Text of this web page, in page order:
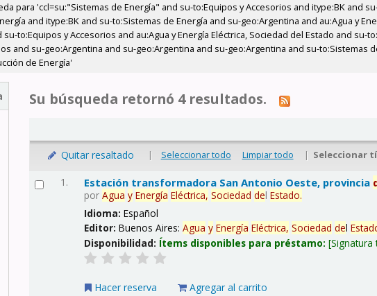
para 'ccl=su:"Sistemas de Energía" and su-to:Equipos y Accesorios and itype:BK and
and itype:BK and su-to:Sistemas de Energía and su-geo:Argentina and au:Agua y
to:Equipos y Accesorios and au:Agua y Energía Eléctrica, Sociedad del Estado and
and su-geo:Argentina and su-geo:Argentina and su-geo:Argentina and su-to:Sistemas
de Energía'
Su búsqueda retornó 4 resultados.
Quitar resaltado | Seleccionar todo Limpiar todo | Seleccionar
1. Estación transformadora San Antonio Oeste, provincia
porAgua y Energía Eléctrica, Sociedad delEstado.
Idioma:Español
Editor:Buenos Aires:Agua y Energía Eléctrica, Sociedad del
Disponibilidad: Ítems disponibles para préstamo:
Hacer reserva Agregar al carrito